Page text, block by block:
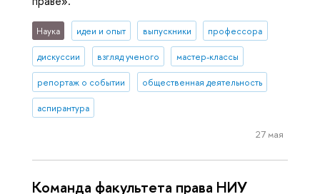
Наука идеи и опыт выпускники профессора
дискуссии взгляд ученого мастер-классы
репортаж о событии общественная деятельность
аспирантура
27 мая
Команда факультета права НИУ